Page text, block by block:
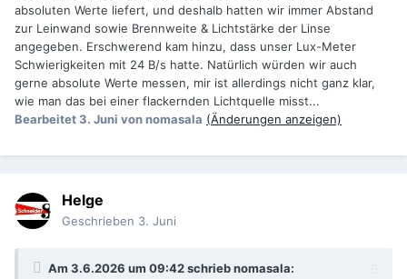
absoluten Werte liefert, und deshalb hatten wir immer Abstand
zur Leinwand sowie Brennweite & Lichtstärke der Linse
angegeben. Erschwerend kam hinzu, dass unser Lux-Meter
Schwierigkeiten mit 24 B/s hatte. Natürlich würden wir auch
gerne absolute Werte messen, mir ist allerdings nicht ganz klar,
wie man das bei einer flackernden Lichtquelle misst...
Bearbeitet3. Juni von nomasala (Änderungen anzeigen)
Helge
Geschrieben 3. Juni
Am 3.6.2026 um 09:42 schriebnomasala: